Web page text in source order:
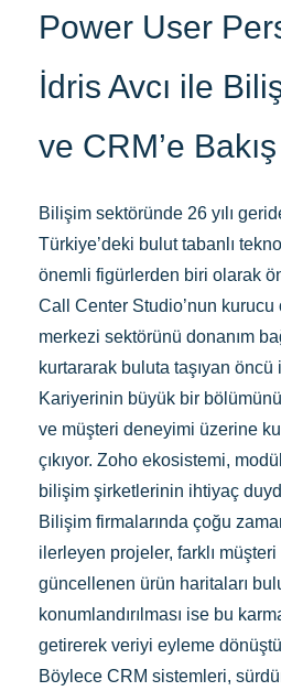
Power User
İdris Avcı ile
ve CRM’e Bakış
Bilişim sektöründe 26 yılı
Türkiye’deki bulut tabanlı
önemli figürlerden biri olarak
Call Center Studio’nun kurucu
merkezi sektörünü donanım
kurtararak buluta taşıyan
Kariyerinin büyük bir
ve müşteri deneyimi üzerine
çıkıyor. Zoho ekosistemi,
bilişim şirketlerinin ihtiyaç
Bilişim firmalarında çoğu
ilerleyen projeler, farklı
güncellenen ürün haritaları
konumlandırılması ise bu
getirerek veriyi eyleme
Böylece CRM sistemleri,